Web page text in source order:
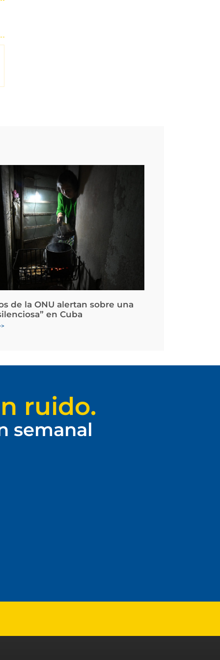
de la ONU alertan sobre una
en Cuba
ruido.
semanal